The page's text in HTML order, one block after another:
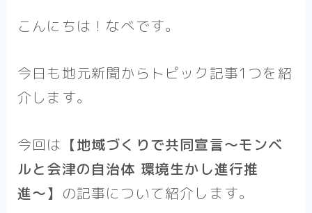
こんにちは！なべです。
今日も地元新聞からトピック記事1つを紹
介します。
今回は 【地域づくりで共同宣言〜モンベ
ルと会津の自治体 環境生かし進行推
進〜】 の記事について紹介します。